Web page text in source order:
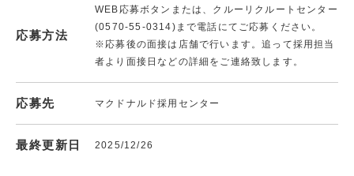
応募方法
WEB応募ボタンまたは、クルーリクルートセンター
(0570-55-0314)まで電話にてご応募ください。
※応募後の面接は店舗で行います。追って採用担当
者より面接日などの詳細をご連絡致します。
応募先 マクドナルド採用センター
最終更新日 2025/12/26